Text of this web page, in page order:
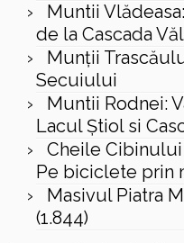
Muntii
de la Cascada
Munții
Secuiului
Muntii Rodnei:
Lacul Ştiol si
Cheile Cibinului
Pe biciclete prin
Masivul Piatra
(1.844)